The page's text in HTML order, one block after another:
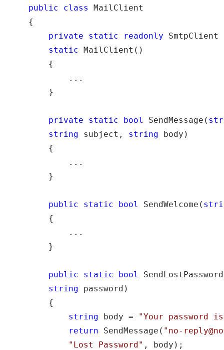
public class
MailClient
    {
private
static readonly
static MailClient()
        {
            ...
        }
private static bool SendMessage(
string subject, string body)
        {
            ...
        }
public static bool SendWelcome(
        {
            ...
        }
public static bool
string password)
        {
string body = "Your password
return SendMessage( " no-
" Lost Password" , body);